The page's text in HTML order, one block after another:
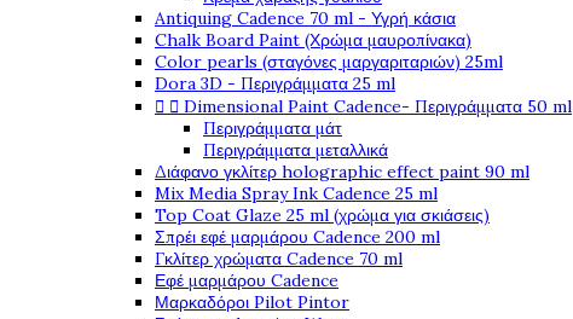
Antiquing Cadence 70 ml - Υγρή κάσια
Chalk Board Paint (Χρώμα μαυροπίνακα)
Color pearls (σταγόνες μαργαριταριών) 25ml
Dora 3D - Περιγράμματα 25 ml
  Dimensional Paint Cadence- Περιγράμματα 50 ml
Περιγράμματα μάτ
Περιγράμματα μεταλλικά
Διάφανο γκλίτερ holographic effect paint 90 ml
Mix Media Spray Ink Cadence 25 ml
Top Coat Glaze 25 ml (χρώμα για σκιάσεις)
Σπρέι εφέ μαρμάρου Cadence 200 ml
Γκλίτερ χρώματα Cadence 70 ml
Εφέ μαρμάρου Cadence
Μαρκαδόροι Pilot Pintor